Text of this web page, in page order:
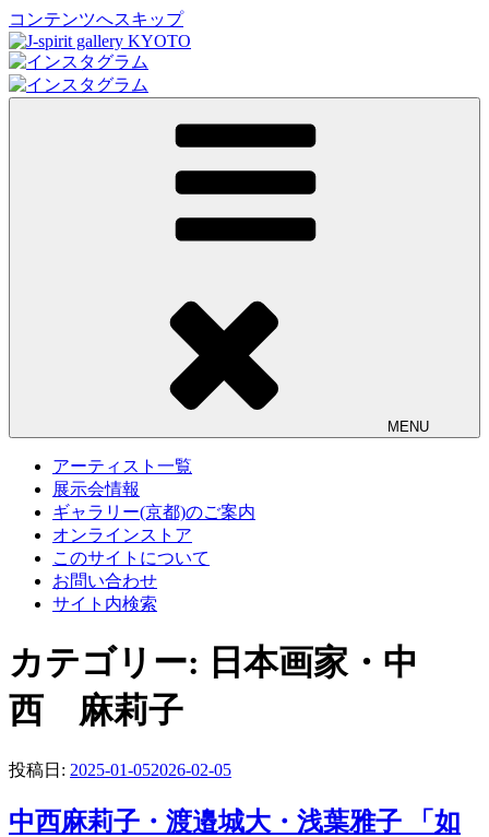
コンテンツへスキップ
J-spirit gallery KYOTO
J-spirit galleryは、明治期に建てられた京町家を改装したギャ
ラリーです。 ご縁を頂いております工芸作家、アーティスト
の方々の作品をご紹介しております。 お気軽にお問い合わ
せ、またお立ち寄り頂ければ幸甚です。
MENU
アーティスト一覧
展示会情報
ギャラリー(京都)のご案内
オンラインストア
このサイトについて
お問い合わせ
サイト内検索
カテゴリー: 日本画家・中
西 麻莉子
投稿日: 2025-01-052026-02-05
中西麻莉子・渡邉城大・浅葉雅子 「如